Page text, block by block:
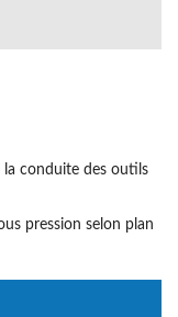
la conduite des outils
pression selon plan